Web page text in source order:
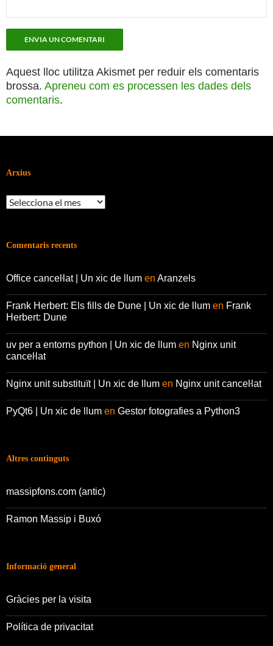
Aquest lloc utilitza Akismet per reduir els comentaris
brossa. Apreneu com es processen les dades dels
comentaris.
Arxius
Arxius
Comentaris recents
Office canceŀlat | Un xic de llum en Aranzels
Frank Herbert: Els fills de Dune | Un xic de llum en Frank
Herbert: Dune
uv per a entorns python | Un xic de llum en Nginx unit
canceŀlat
Nginx unit substituït | Un xic de llum en Nginx unit canceŀlat
PyQt6 | Un xic de llum en Gestor fotografies a Python3
Altres continguts
massipfons.com (antic)
Ramon Massip i Buxó
Informació general
Gràcies per la visita
Política de privacitat